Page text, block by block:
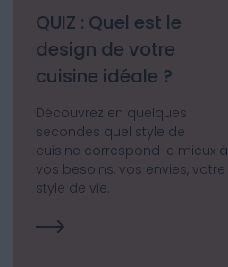
QUIZ : Quel est le
design de votre
cuisine idéale ?
Découvrez en quelques
secondes quel style de
cuisine correspond le mieux à
vos besoins, vos envies, votre
style de vie.